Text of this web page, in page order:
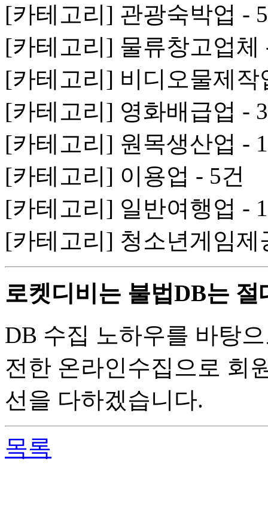
[카테고리] 관광숙박업 -
[카테고리] 물류창고업체
[카테고리] 비디오물제작
[카테고리] 영화배급업 -
[카테고리] 원목생산업 -
[카테고리] 이용업 - 5건
[카테고리] 일반여행업 -
[카테고리] 청소년게임제
로켓디비는 불법DB는
DB 수집 노하우를 바탕
전한 온라인수집으로 회
선을 다하겠습니다.
목록